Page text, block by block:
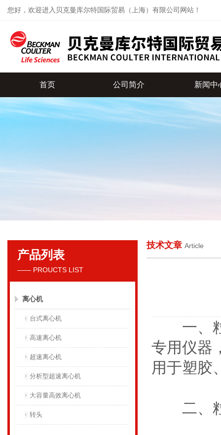
您好，欢迎进入贝克曼库尔特国际贸易（上海）有限公司网站！
贝克曼库尔特国际贸易（上海）有限公司
首页 公司简介 新闻中
产品列表
—— PROUCTS LIST
离心机
台式离心机
高速离心机
超速离心机
分析型超速离心机
大容量高效离心机
转头
技术文章 Article
一、粒
专用仪器
用于塑胶
二、粒